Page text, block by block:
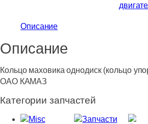
КАМАЗ
Описание
Описание
Кольцо маховика однодиск (кольцо
ОАО КАМАЗ
Категории запчастей